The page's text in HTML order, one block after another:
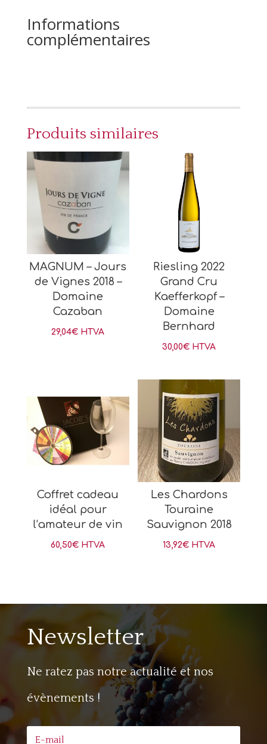
Informations
complémentaires
Produits similaires
MAGNUM – Jours
de Vignes 2018 –
Domaine
Cazaban
29,04€ HTVA
Riesling 2022
Grand Cru
Kaefferkopf –
Domaine
Bernhard
30,00€ HTVA
Coffret cadeau
idéal pour
l’amateur de vin
60,50€ HTVA
Les Chardons
Touraine
Sauvignon 2018
13,92€ HTVA
Newsletter
Ne ratez pas notre actualité et nos
évènements !